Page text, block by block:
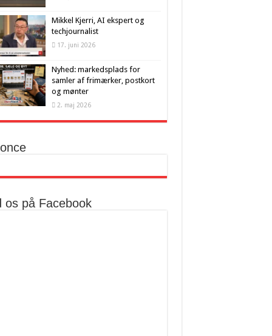
Mikkel Kjerri, AI ekspert og
techjournalist
17. juni 2026
Nyhed: markedsplads for
samler af frimærker, postkort
og mønter
2. maj 2026
os på Facebook